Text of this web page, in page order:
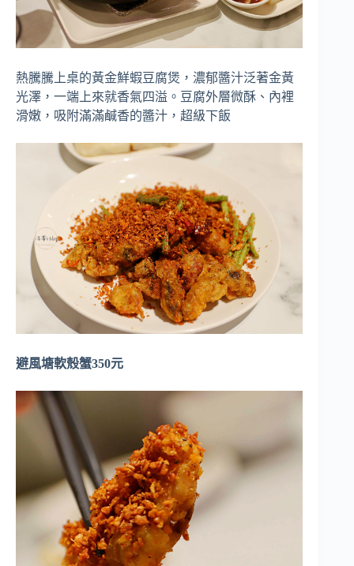
熱騰騰上桌的黃金鮮蝦豆腐煲，濃郁醬汁泛著金黃
光澤，一端上來就香氣四溢。豆腐外層微酥、內裡
滑嫩，吸附滿滿鹹香的醬汁，超級下飯
避風塘軟殼蟹350元